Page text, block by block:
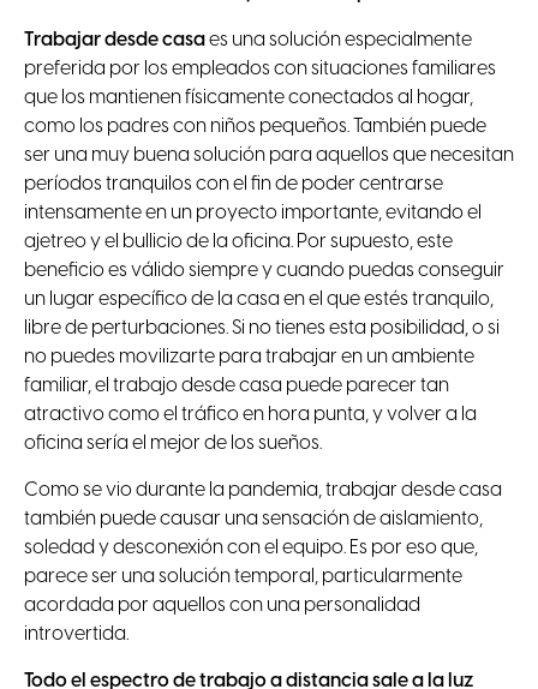
Trabajar desde casaes una solución especialmente
preferida por los empleados con situaciones familiares
que los mantienen físicamente conectados al hogar,
como los padres con niños pequeños. También puede
ser una muy buena solución para aquellos que necesitan
períodos tranquilos con el fin de poder centrarse
intensamente en un proyecto importante, evitando el
ajetreo y el bullicio de la oficina. Por supuesto, este
beneficio es válido siempre y cuando puedas conseguir
un lugar específico de la casa en el que estés tranquilo,
libre de perturbaciones. Si no tienes esta posibilidad, o si
no puedes movilizarte para trabajar en un ambiente
familiar, el trabajo desde casa puede parecer tan
atractivo como el tráfico en hora punta, y volver a la
oficina sería el mejor de los sueños.
Como se vio durante la pandemia, trabajar desde casa
también puede causar una sensación de aislamiento,
soledad y desconexión con el equipo. Es por eso que,
parece ser una solución temporal, particularmente
acordada por aquellos con una personalidad
introvertida.
Todo el espectro de trabajo a distancia sale a la luz